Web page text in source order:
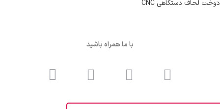
دوخت لحاف دستگاهی CNC
با ما همراه باشید